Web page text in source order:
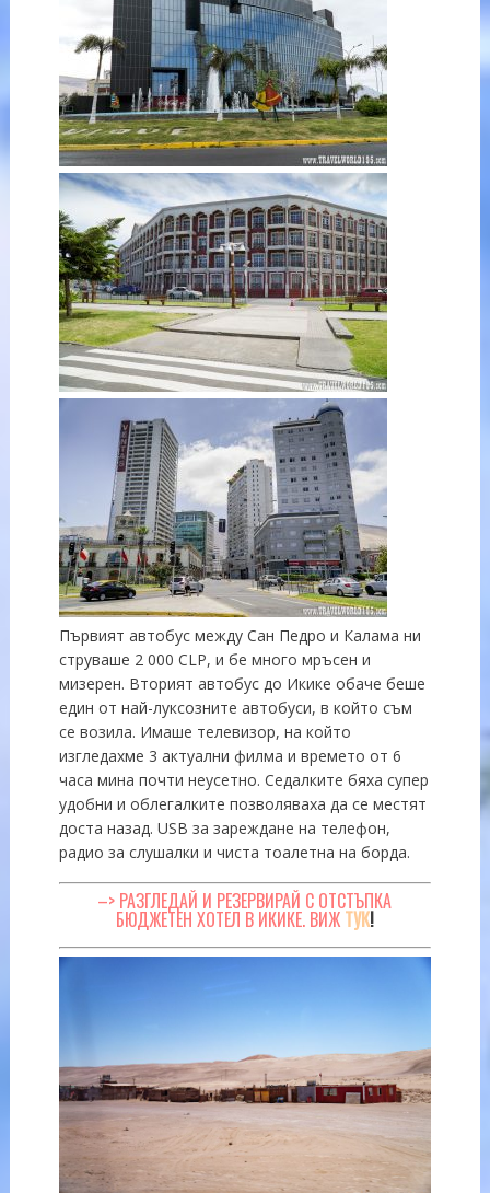
Първият автобус между Сан Педро и Калама ни
струваше 2 000 CLP, и бе много мръсен и
мизерен. Вторият автобус до Икике обаче беше
един от най-луксозните автобуси, в който съм
се возила. Имаше телевизор, на който
изгледахме 3 актуални филма и времето от 6
часа мина почти неусетно. Седалките бяха супер
удобни и облегалките позволяваха да се местят
доста назад. USB за зареждане на телефон,
радио за слушалки и чиста тоалетна на борда.
–> РАЗГЛЕДАЙ И РЕЗЕРВИРАЙ С ОТСТЪПКА
БЮДЖЕТЕН ХОТЕЛ В ИКИКЕ. ВИЖ ТУК!